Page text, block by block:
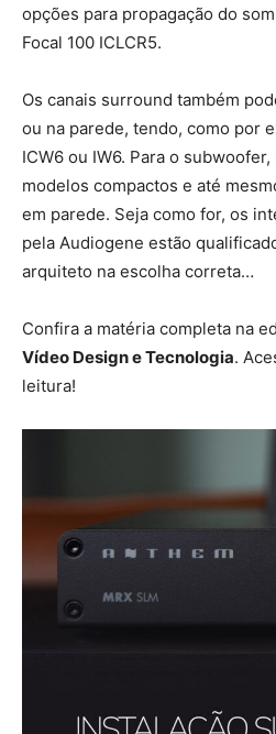
opções para propagação do
Focal 100 ICLCR5.
Os canais surround também
ou na parede, tendo, como por
ICW6 ou IW6. Para o
modelos compactos e até
em parede. Seja como for, os
pela Audiogene estão
arquiteto na escolha correta…
Confira a matéria completa na
Vídeo Design e Tecnologia.
leitura!